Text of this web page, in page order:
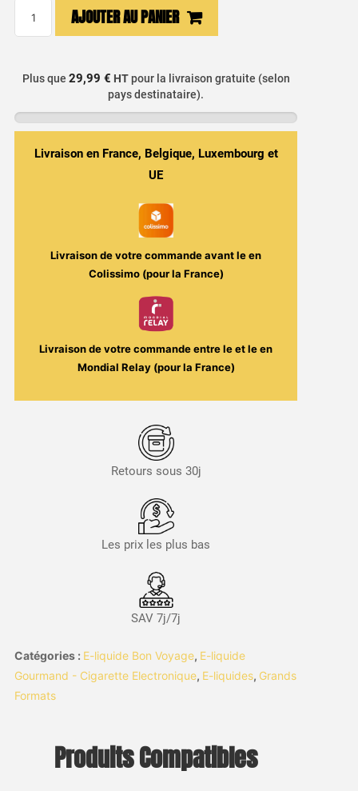
Gazelle
50ml
AJOUTER AU PANIER
Plus que 29,99 € HTpour la livraison gratuite (selon
pays destinataire).
Livraison en France, Belgique, Luxembourg et
UE
Livraison de votre commande avant leen
Colissimo (pour la France)
Livraison de votre commande entre leet leen
Mondial Relay (pour la France)
Retours sous 30j
Les prix les plus bas
SAV 7j/7j
Catégories : E-liquide Bon Voyage, E-liquide
Gourmand - Cigarette Electronique, E-liquides, Grands
Formats
Produits Compatibles